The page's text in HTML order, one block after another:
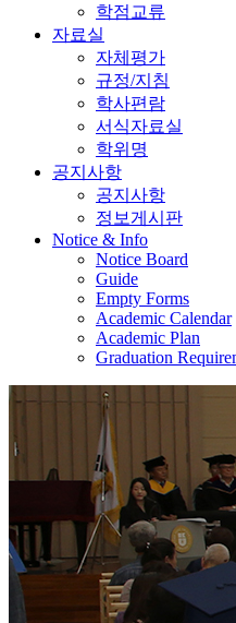
학점교류
자료실
자체평가
규정/지침
학사편람
서식자료실
학위명
공지사항
공지사항
정보게시판
Notice & Info
Notice Board
Guide
Empty Forms
Academic Calendar
Academic Plan
Graduation